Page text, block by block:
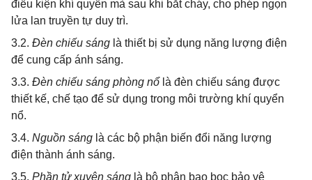
điều kiện khí quyển mà sau khi bắt cháy, cho phép ngọn
lửa lan truyền tự duy trì.
3.2. Đèn chiếu sáng là thiết bị sử dụng năng lượng điện
để cung cấp ánh sáng.
3.3. Đèn chiếu sáng phòng nổlà đèn chiếu sáng được
thiết kế, chế tạo để sử dụng trong môi trường khí quyển
nổ.
3.4. Nguồn sáng là các bộ phận biến đổi năng lượng
điện thành ánh sáng.
3.5. Phần tử xuyên sáng là bộ phận bao bọc bảo vệ